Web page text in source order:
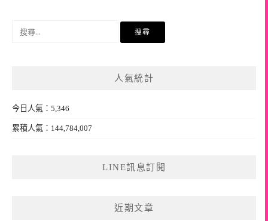
人氣統計
今日人氣：5,346
累積人氣：144,784,007
LINE訊息訂閱
近期文章